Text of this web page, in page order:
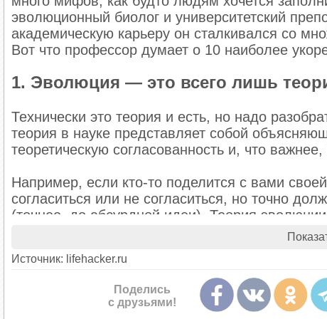
эволюционный биолог и университетский
академическую карьеру он сталкивался со
Вот что профессор думает о 10 наиболее
1. Эволюция — это всего лишь
Технически это теория и есть, но надо
теория в науке представляет собой
теоретическую согласованность и, что
Например, если кто-то поделится с вами
согласиться или не согласиться, но точно
(точнее, до абсурдной идеи). Теория
таких же мощных научных концепций,
Внутри теории эволюции между собой
неадаптивных генетических изменений или о
цепляются за эти и другие уточнения, чтобы
Источник: lifehacker.ru
Поделись
с друзьями!